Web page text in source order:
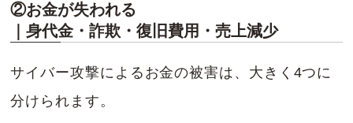
②お金が失われる
｜身代金・詐欺・復旧費用・売上減少
サイバー攻撃によるお金の被害は、大きく4つに
分けられます。